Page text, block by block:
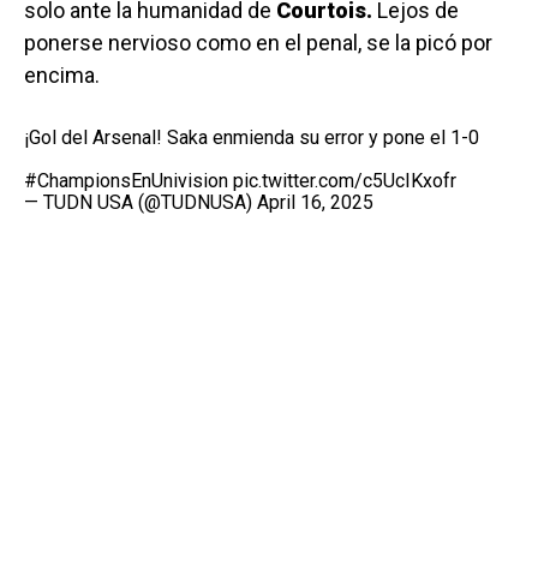
solo ante la humanidad de Courtois. Lejos de
ponerse nervioso como en el penal, se la picó por
encima.
¡Gol del Arsenal! Saka enmienda su error y pone el 1-0
#ChampionsEnUnivision pic.twitter.com/c5UcIKxofr
— TUDN USA (@TUDNUSA) April 16, 2025